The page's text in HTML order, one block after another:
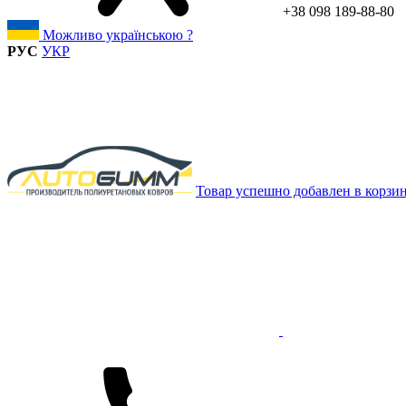
+38 098 189-88-80
Можливо українською ?
РУС УКР
Товар успешно добавлен в